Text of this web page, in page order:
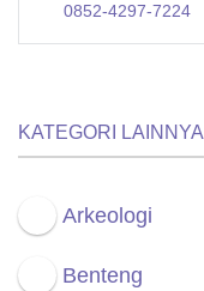
0852-4297-7224
KATEGORI LAINNYA
Arkeologi
Benteng